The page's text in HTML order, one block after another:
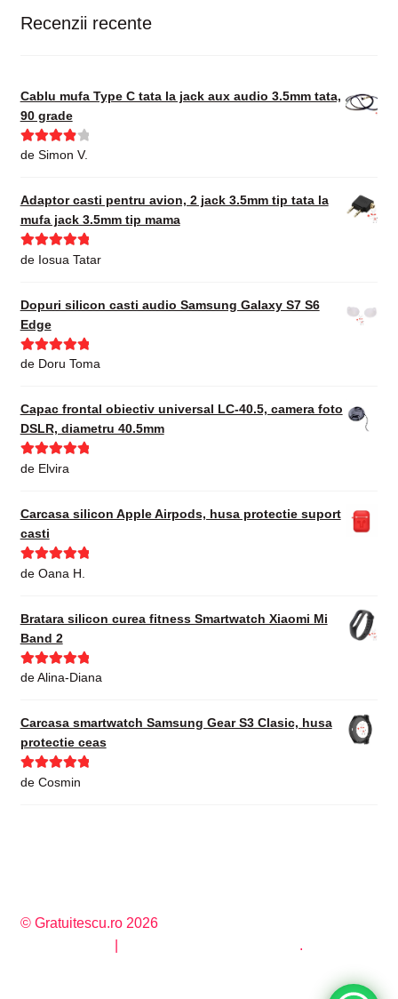
Recenzii recente
Cablu mufa Type C tata la jack aux audio 3.5mm tata,
90 grade
Evaluat la
de Simon V.
Adaptor casti pentru avion, 2 jack 3.5mm tip tata la
mufa jack 3.5mm tip mama
Evaluat la5
de Iosua Tatar
Dopuri silicon casti audio Samsung Galaxy S7 S6
Edge
Evaluat la5
de Doru Toma
Capac frontal obiectiv universal LC-40.5, camera foto
DSLR, diametru 40.5mm
Evaluat la
de Elvira
Carcasa silicon Apple Airpods, husa protectie suport
casti
Evaluat la5
de Oana H.
Bratara silicon curea fitness Smartwatch Xiaomi Mi
Band 2
Evaluat la5
de Alina-Diana
Carcasa smartwatch Samsung Gear S3 Clasic, husa
protectie ceas
Evaluat la5
de Cosmin
© Gratuitescu.ro 2026
.